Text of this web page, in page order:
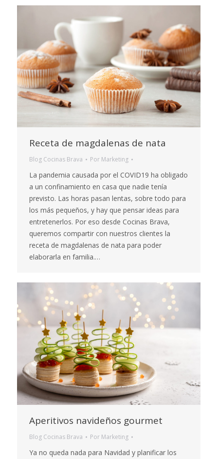
Receta de magdalenas de nata
Blog Cocinas Brava Por Marketing
La pandemia causada por el COVID19 ha obligado
a un confinamiento en casa que nadie tenía
previsto. Las horas pasan lentas, sobre todo para
los más pequeños, y hay que pensar ideas para
entretenerlos. Por eso desde Cocinas Brava,
queremos compartir con nuestros clientes la
receta de magdalenas de nata para poder
elaborarla en familia.…
Aperitivos navideños gourmet
Blog Cocinas Brava Por Marketing
Ya no queda nada para Navidad y planificar los